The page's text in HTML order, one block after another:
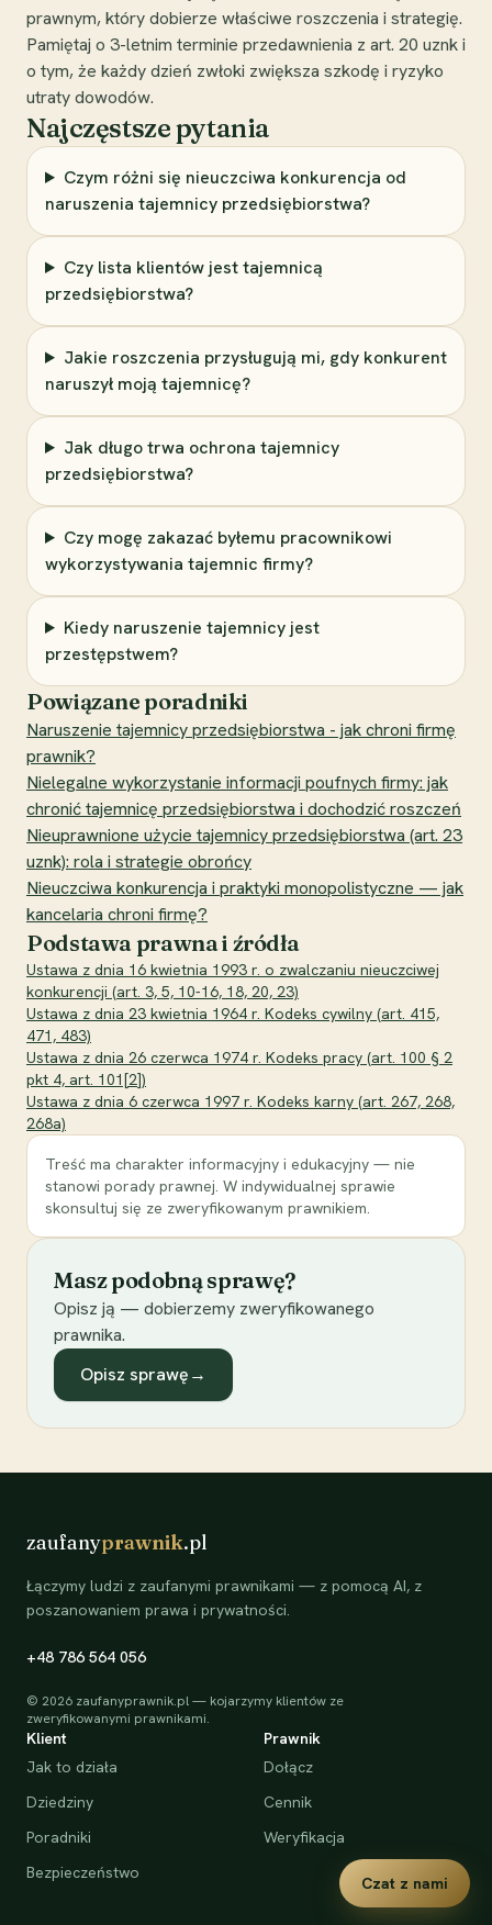
prawnym, który dobierze właściwe roszczenia i strategię.
Pamiętaj o 3-letnim terminie przedawnienia z art. 20 uznk i
o tym, że każdy dzień zwłoki zwiększa szkodę i ryzyko
utraty dowodów.
Najczęstsze pytania
Czym różni się nieuczciwa konkurencja od
naruszenia tajemnicy przedsiębiorstwa?
Czy lista klientów jest tajemnicą
przedsiębiorstwa?
Jakie roszczenia przysługują mi, gdy konkurent
naruszył moją tajemnicę?
Jak długo trwa ochrona tajemnicy
przedsiębiorstwa?
Czy mogę zakazać byłemu pracownikowi
wykorzystywania tajemnic firmy?
Kiedy naruszenie tajemnicy jest
przestępstwem?
Powiązane poradniki
Naruszenie tajemnicy przedsiębiorstwa - jak chroni firmę
prawnik?
Nielegalne wykorzystanie informacji poufnych firmy: jak
chronić tajemnicę przedsiębiorstwa i dochodzić roszczeń
Nieuprawnione użycie tajemnicy przedsiębiorstwa (art. 23
uznk): rola i strategie obrońcy
Nieuczciwa konkurencja i praktyki monopolistyczne — jak
kancelaria chroni firmę?
Podstawa prawna i źródła
Ustawa z dnia 16 kwietnia 1993 r. o zwalczaniu nieuczciwej
konkurencji (art. 3, 5, 10-16, 18, 20, 23)
Ustawa z dnia 23 kwietnia 1964 r. Kodeks cywilny (art. 415,
471, 483)
Ustawa z dnia 26 czerwca 1974 r. Kodeks pracy (art. 100 § 2
pkt 4, art. 101[2])
Ustawa z dnia 6 czerwca 1997 r. Kodeks karny (art. 267, 268,
268a)
Treść ma charakter informacyjny i edukacyjny — nie
stanowi porady prawnej. W indywidualnej sprawie
skonsultuj się ze zweryfikowanym prawnikiem.
Masz podobną sprawę?
Opisz ją — dobierzemy zweryfikowanego
prawnika.
Opisz sprawę→
zaufanyprawnik.pl
Łączymy ludzi z zaufanymi prawnikami — z pomocą AI, z
poszanowaniem prawa i prywatności.
+48 786 564 056
© 2026 zaufanyprawnik.pl — kojarzymy klientów ze
zweryfikowanymi prawnikami.
Klient
Jak to działa
Dziedziny
Poradniki
Bezpieczeństwo
Prawnik
Dołącz
Cennik
Weryfikacja
Czat z nami